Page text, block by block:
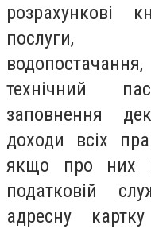
розрахункові
послуги,
технічний
заповнення
доходи всіх
якщо про них
податковій
адресну